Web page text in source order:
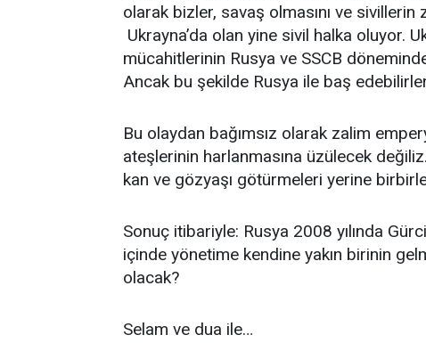
olarak bizler, savaş olmasını ve
Ukrayna’da olan yine sivil halka oluyor.
mücahitlerinin Rusya ve SSCB
Ancak bu şekilde Rusya ile baş
Bu olaydan bağımsız olarak zalim
ateşlerinin harlanmasına üzülecek
kan ve gözyaşı götürmeleri yerine
Sonuç itibariyle: Rusya 2008 yılında
içinde yönetime kendine yakın birinin
olacak?
Selam ve dua ile…